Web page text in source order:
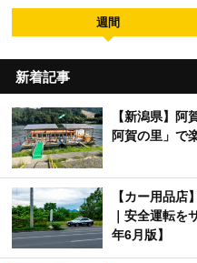
週間
新着記事
【新潟県】
阿賀の里」で
【カー用品
｜安全運転
年6月版】